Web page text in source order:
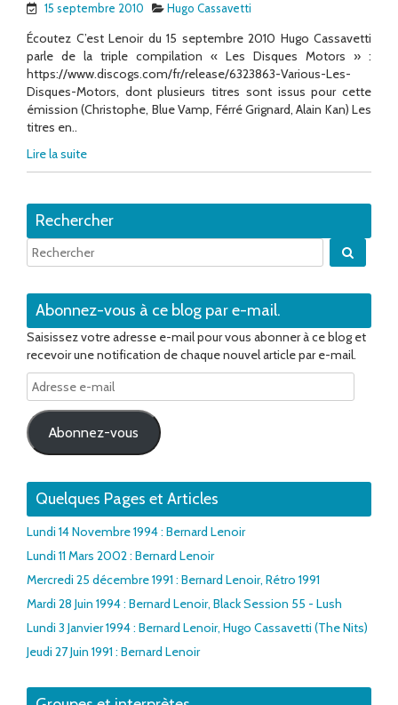
15 septembre 2010 Hugo Cassavetti
Écoutez C’est Lenoir du 15 septembre 2010 Hugo Cassavetti
parle de la triple compilation « Les Disques Motors » :
https://www.discogs.com/fr/release/6323863-Various-Les-
Disques-Motors, dont plusieurs titres sont issus pour cette
émission (Christophe, Blue Vamp, Férré Grignard, Alain Kan) Les
titres en..
Lire la suite
Rechercher
Abonnez-vous à ce blog par e-mail.
Saisissez votre adresse e-mail pour vous abonner à ce blog et
recevoir une notification de chaque nouvel article par e-mail.
Adresse
e-
mail
Abonnez-vous
Quelques Pages et Articles
Lundi 14 Novembre 1994 : Bernard Lenoir
Lundi 11 Mars 2002 : Bernard Lenoir
Mercredi 25 décembre 1991 : Bernard Lenoir, Rétro 1991
Mardi 28 Juin 1994 : Bernard Lenoir, Black Session 55 - Lush
Lundi 3 Janvier 1994 : Bernard Lenoir, Hugo Cassavetti (The Nits)
Jeudi 27 Juin 1991 : Bernard Lenoir